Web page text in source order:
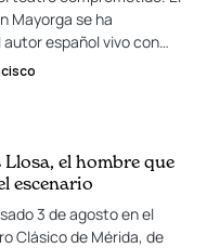
Mayorga se ha
español vivo con…
el hombre que
escenario
3 de agosto en el
Clásico de Mérida, de